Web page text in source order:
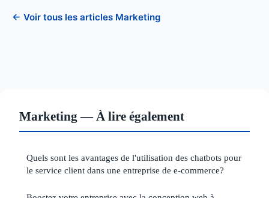
← Voir tous les articles Marketing
Marketing — À lire également
Quels sont les avantages de l'utilisation des chatbots pour
le service client dans une entreprise de e-commerce?